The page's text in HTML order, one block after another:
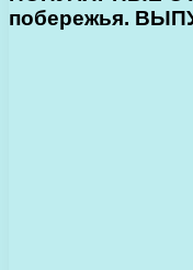
побережья.